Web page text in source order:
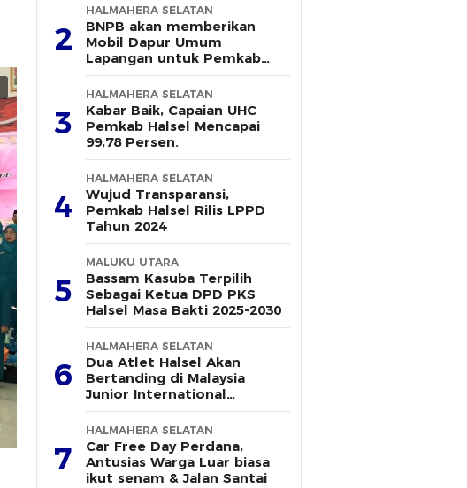
2
HALMAHERA SELATAN
BNPB akan memberikan
Mobil Dapur Umum
Lapangan untuk Pemkab
Halsel
3
HALMAHERA SELATAN
Kabar Baik, Capaian UHC
Pemkab Halsel Mencapai
99,78 Persen.
4
HALMAHERA SELATAN
Wujud Transparansi,
Pemkab Halsel Rilis LPPD
Tahun 2024
5
MALUKU UTARA
Bassam Kasuba Terpilih
Sebagai Ketua DPD PKS
Halsel Masa Bakti 2025-2030
6
HALMAHERA SELATAN
Dua Atlet Halsel Akan
Bertanding di Malaysia
Junior International
Challange 2025, Berikut
Dukungan Pemerintah
Daerah
7
HALMAHERA SELATAN
Car Free Day Perdana,
Antusias Warga Luar biasa
ikut senam & Jalan Santai